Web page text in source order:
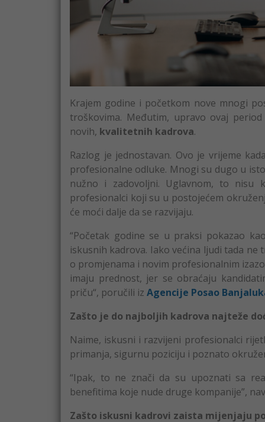
Krajem godine i početkom nove mnogi
troškovima. Međutim, upravo ovaj
novih, kvalitetnih kadrova.
Razlog je jednostavan. Ovo je vrijeme
profesionalne odluke. Mnogi su dugo u
nužno i zadovoljni. Uglavnom, to nisu
profesionalci koji su u postojećem
će moći dalje da se razvijaju.
“Početak godine se u praksi pokazao
iskusnih kadrova. Iako većina ljudi tada
o promjenama i novim profesionalnim
imaju prednost, jer se obraćaju
priču“, poručili iz Agencije Posao
Zašto je do najboljih kadrova najteže
Naime, iskusni i razvijeni profesionalci
primanja, sigurnu poziciju i poznato
“Ipak, to ne znači da su upoznati sa
benefitima koje nude druge kompanije”,
Zašto iskusni kadrovi zaista mijenjaju